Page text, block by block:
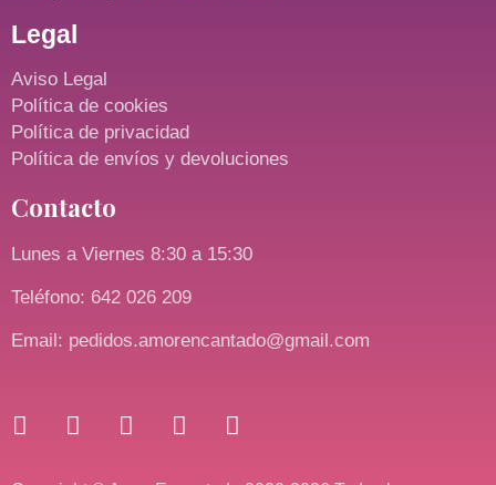
Legal
Aviso Legal
Política de cookies
Política de privacidad
Política de envíos y devoluciones
Contacto
Lunes a Viernes 8:30 a 15:30
Teléfono: 642 026 209
Email: pedidos.amorencantado@gmail.com